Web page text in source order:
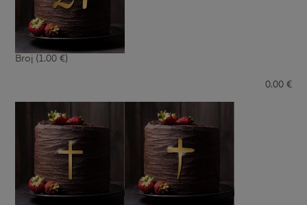
Broj (1.00 €)
0.00 €